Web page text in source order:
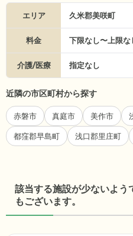
エリア 久米郡美咲町
料金 下限なし〜上限な
介護/医療 指定なし
近隣の市区町村から探す
赤磐市 真庭市 美作市
都窪郡早島町 浅口郡里庄町
該当する施設が少ないよう
もございます。